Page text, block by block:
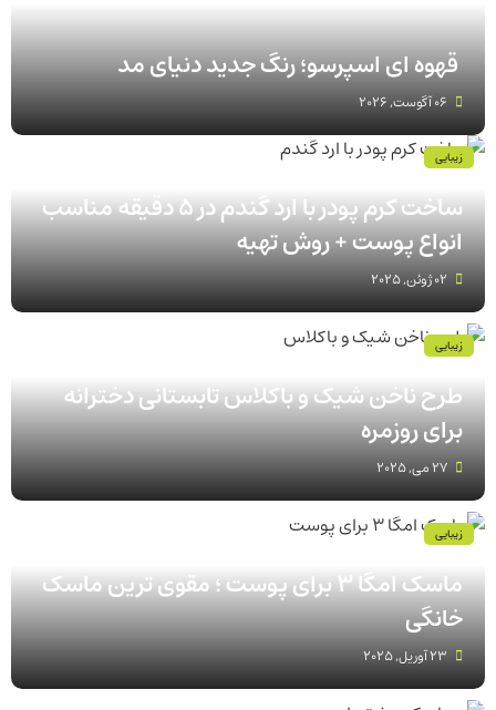
قهوه‌ ای اسپرسو؛ رنگ جدید دنیای مد
06 آگوست, 2026
ساخت کرم پودر با ارد گندم در ۵ دقیقه مناسب
انواع پوست‌ + روش تهیه
02 ژوئن, 2025
زیبایی
طرح ناخن شیک و باکلاس تابستانی دخترانه
برای روزمره
27 می, 2025
زیبایی
ماسک امگا 3 برای پوست ؛ مقوی ترین ماسک
خانگی
23 آوریل, 2025
زیبایی